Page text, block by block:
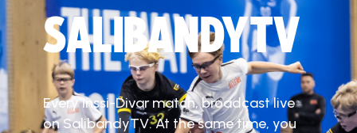
SALIBANDYTV
Every Inssi-Divar match, broadcast live
on SalibandyTV. At the same time, you